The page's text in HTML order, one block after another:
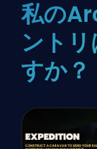
私の
ント
すか？